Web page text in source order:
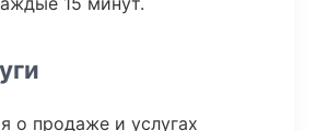
о продаже и услугах